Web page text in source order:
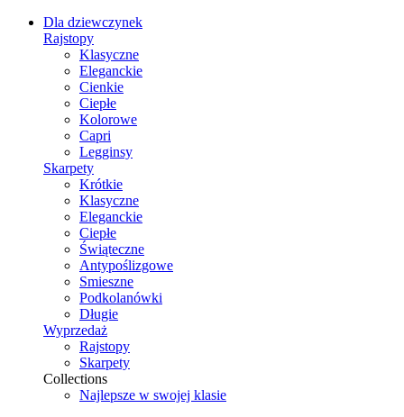
Dla dziewczynek
Rajstopy
Klasyczne
Eleganckie
Cienkie
Ciepłe
Kolorowe
Capri
Legginsy
Skarpety
Krótkie
Klasyczne
Eleganckie
Ciepłe
Świąteczne
Antypoślizgowe
Smieszne
Podkolanówki
Długie
Wyprzedaż
Rajstopy
Skarpety
Collections
Najlepsze w swojej klasie